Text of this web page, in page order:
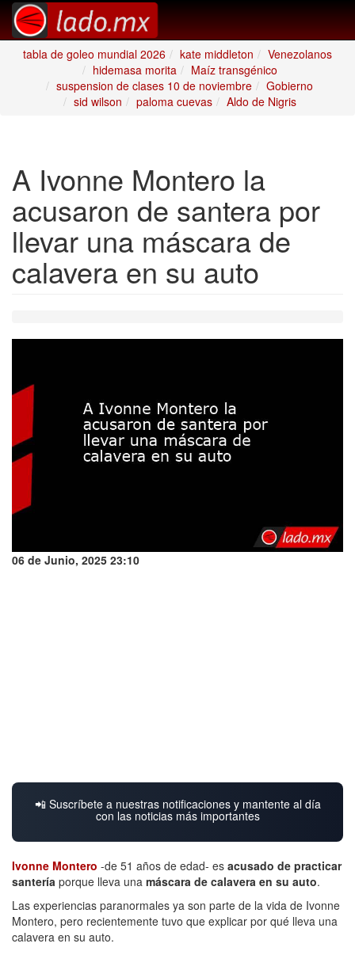
tabla de goleo mundial 2026 kate middleton
Venezolanos
hidemasa morita
Maíz transgénico
suspension de clases 10 de noviembre
Gobierno
sid wilson
paloma cuevas Aldo de Nigris
A Ivonne Montero la
acusaron de santera por
llevar una máscara de
calavera en su auto
06 de Junio, 2025 23:10
📲 Suscríbete a nuestras notificaciones y mantente al día
con las noticias más importantes
Ivonne Montero -de 51 años de edad- es acusado de practicar
santería porque lleva una máscara de calavera en su auto.
Las experiencias paranormales ya son parte de la vida de Ivonne
Montero, pero recientemente tuvo que explicar por qué lleva una
calavera en su auto.